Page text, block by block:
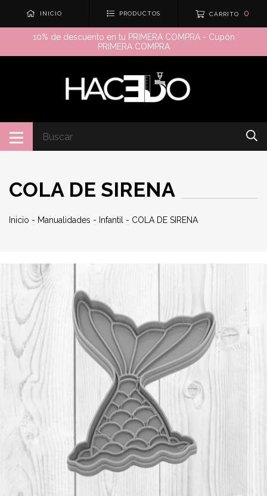
INICIO PRODUCTOS CARRITO 0
10% de descuento en tu PRIMERA COMPRA - Cupón
PRIMERA COMPRA
COLA DE SIRENA
Inicio - Manualidades - Infantil - COLA DE SIRENA